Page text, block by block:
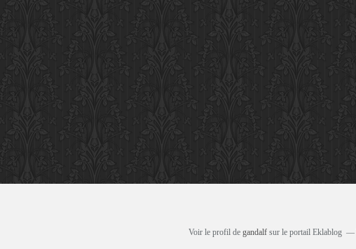
Voir le profil de gandalf sur le portail Eklablog